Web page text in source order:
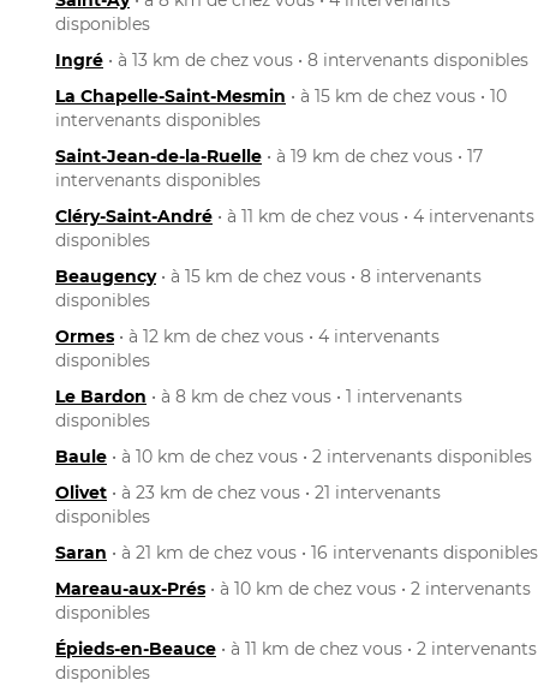
disponibles
Ingré • à 13 km de chez vous • 8 intervenants disponibles
La Chapelle-Saint-Mesmin • à 15 km de chez vous • 10
intervenants disponibles
Saint-Jean-de-la-Ruelle • à 19 km de chez vous • 17
intervenants disponibles
Cléry-Saint-André • à 11 km de chez vous • 4 intervenants
disponibles
Beaugency• à 15 km de chez vous • 8 intervenants
disponibles
Ormes • à 12 km de chez vous • 4 intervenants
disponibles
Le Bardon • à 8 km de chez vous • 1 intervenants
disponibles
Baule • à 10 km de chez vous • 2 intervenants disponibles
Olivet • à 23 km de chez vous • 21 intervenants
disponibles
Saran • à 21 km de chez vous • 16 intervenants disponibles
Mareau-aux-Prés • à 10 km de chez vous • 2 intervenants
disponibles
Épieds-en-Beauce • à 11 km de chez vous • 2 intervenants
disponibles